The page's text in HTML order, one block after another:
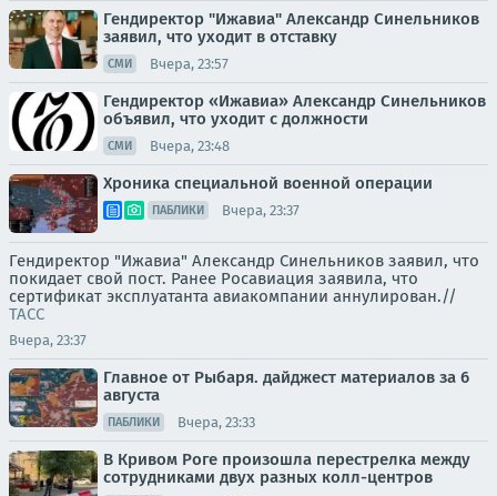
Гендиректор "Ижавиа" Александр Синельников
заявил, что уходит в отставку
СМИ Вчера, 23:57
Гендиректор «Ижавиа» Александр Синельников
объявил, что уходит с должности
СМИ Вчера, 23:48
Хроника специальной военной операции
ПАБЛИКИ Вчера, 23:37
Гендиректор "Ижавиа" Александр Синельников заявил, что
покидает свой пост. Ранее Росавиация заявила, что
сертификат эксплуатанта авиакомпании аннулирован.//
ТАСС
Вчера, 23:37
Главное от Рыбаря. дайджест материалов за 6
августа
ПАБЛИКИ Вчера, 23:33
В Кривом Роге произошла перестрелка между
сотрудниками двух разных колл-центров